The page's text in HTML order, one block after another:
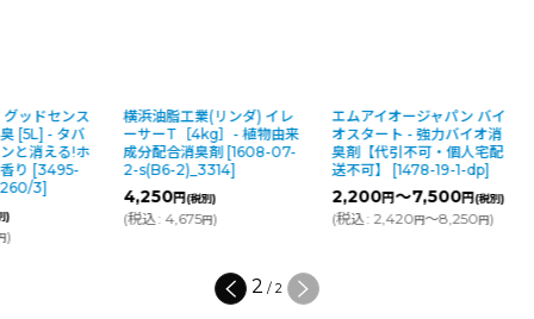
ッドセンス
[5L] - タバ
と消える!ホ
り [3495-
3]
)
)
横浜油脂工業(リンダ) イレ
ーサーT［4kg］- 植物由来
成分配合消臭剤 [1608-07-
2-s(B6-2)_3314]
4,250円(税別)
(税込: 4,675円)
エムアイオージャパン バイ
オスタート - 強力バイオ消
臭剤【代引不可・個人宅配
送不可】
[1478-19-1-dp]
2,200円～7,500円(税別)
(税込: 2,420円～8,250円)
2 / 2